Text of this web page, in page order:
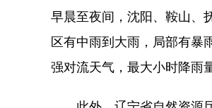
早晨至夜间，沈阳、鞍山、
区有中雨到大雨，局部有暴
强对流天气，最大小时降雨